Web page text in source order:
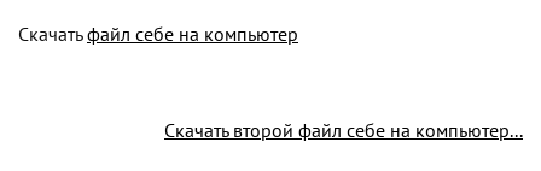
Скачатьфайл себе на компьютер
Скачать второй файл себе на компьютер...